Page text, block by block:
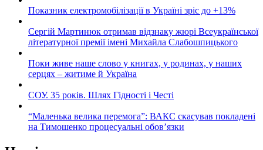
Показник електромобілізації в Україні зріс до +13%
Сергій Мартинюк отримав відзнаку жюрі Всеукраїнської
літературної премії імені Михайла Слабошпицького
Поки живе наше слово у книгах, у родинах, у наших
серцях – житиме й Україна
СОУ. 35 років. Шлях Гідності і Честі
“Маленька велика перемога”: ВАКС скасував покладені
на Тимошенко процесуальні обов’язки